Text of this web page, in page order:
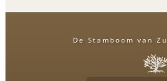
De Stamboom van